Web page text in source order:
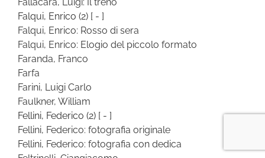
Falqui, Enrico (2) [ - ]
Falqui, Enrico: Rosso di sera
Falqui, Enrico: Elogio del piccolo formato
Faranda, Franco
Farfa
Farini, Luigi Carlo
Faulkner, William
Fellini, Federico (2) [ - ]
Fellini, Federico: fotografia originale
Fellini, Federico: fotografia con dedica